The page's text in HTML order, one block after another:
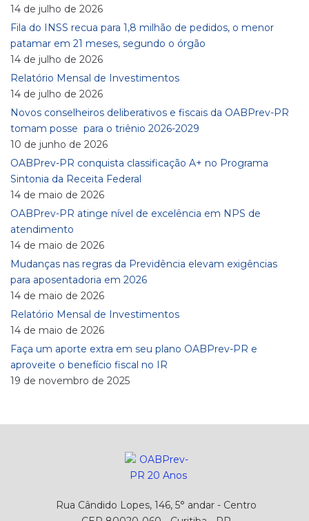
14 de julho de 2026
Fila do INSS recua para 1,8 milhão de pedidos, o menor
patamar em 21 meses, segundo o órgão
14 de julho de 2026
Relatório Mensal de Investimentos
14 de julho de 2026
Novos conselheiros deliberativos e fiscais da OABPrev-PR
tomam posse para o triênio 2026-2029
10 de junho de 2026
OABPrev-PR conquista classificação A+ no Programa
Sintonia da Receita Federal
14 de maio de 2026
OABPrev-PR atinge nível de excelência em NPS de
atendimento
14 de maio de 2026
Mudanças nas regras da Previdência elevam exigências
para aposentadoria em 2026
14 de maio de 2026
Relatório Mensal de Investimentos
14 de maio de 2026
Faça um aporte extra em seu plano OABPrev-PR e
aproveite o benefício fiscal no IR
19 de novembro de 2025
Rua Cândido Lopes, 146, 5° andar - Centro